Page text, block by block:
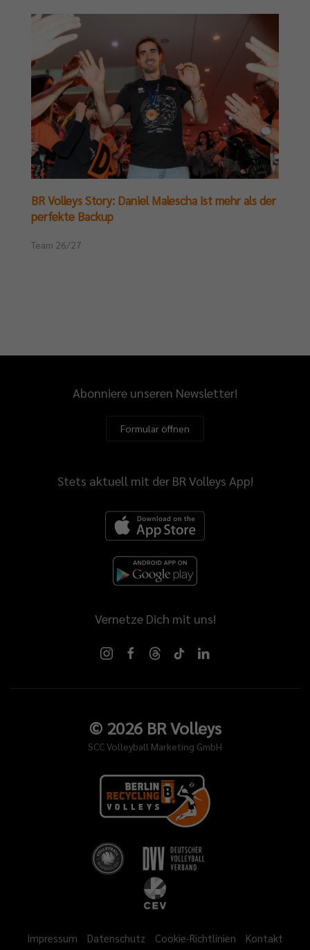
BR Volleys Story: Daniel Malescha ist mehr als der
perfekte Backup
Team 26/27
Abonniere unseren Newsletter!
Formular öffnen
Stets aktuell mit der BR Volleys App!
Vernetze Dich mit uns!
© 2026BR Volleys
SCC Volleyball Marketing GmbH
Impressum Datenschutz Cookie-Richtlinien Kontakt